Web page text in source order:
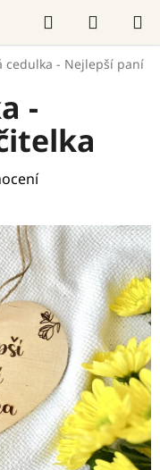
Hledat
KOŠÍK
cedulka - Nejlepší paní
-